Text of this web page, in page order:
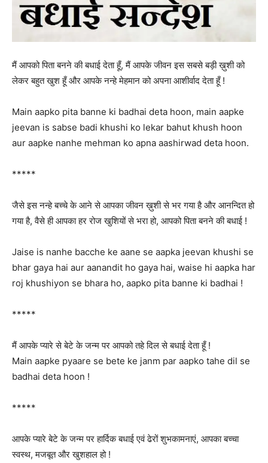
मैं आपको पिता बनने की बधाई देता हूँ, मैं आपके जीवन इस सबसे बड़ी ख़ुशी को
लेकर बहुत खुश हूँ और आपके नन्हे मेहमान को अपना आशीर्वाद देता हूँ !
Main aapko pita banne ki badhai deta hoon, main aapke
jeevan is sabse badi khushi ko lekar bahut khush hoon
aur aapke nanhe mehman ko apna aashirwad deta hoon.
*****
जैसे इस नन्हे बच्चे के आने से आपका जीवन ख़ुशी से भर गया है और आनन्दित हो
गया है, वैसे ही आपका हर रोज खुशियों से भरा हो, आपको पिता बनने की बधाई !
Jaise is nanhe bacche ke aane se aapka jeevan khushi se
bhar gaya hai aur aanandit ho gaya hai, waise hi aapka har
roj khushiyon se bhara ho, aapko pita banne ki badhai !
*****
मैं आपके प्यारे से बेटे के जन्म पर आपको तहे दिल से बधाई देता हूँ !
Main aapke pyaare se bete ke janm par aapko tahe dil se
badhai deta hoon !
*****
आपके प्यारे बेटे के जन्म पर हार्दिक बधाई एवं ढेरों शुभकामनाएं, आपका बच्चा
स्वस्थ, मजबूत और खुशहाल हो !